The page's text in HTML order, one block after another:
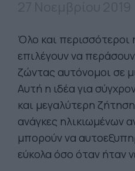
Όλο και περισσότεροι
επιλέγουν να
ζώντας αυτόνομοι σε
Αυτή η ιδέα για
και μεγαλύτερη
ανάγκες ηλικιωμένων
μπορούν να
εύκολα όσο όταν ήταν